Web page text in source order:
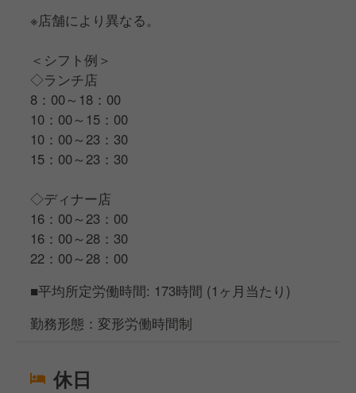
※店舗により異なる。
＜シフト例＞
◇ランチ店
8：00～18：00
10：00～15：00
10：00～23：30
15：00～23：30
◇ディナー店
16：00～23：00
16：00～28：30
22：00～28：00
■平均所定労働時間: 173時間 (1ヶ月当たり)
勤務形態：変形労働時間制
休日